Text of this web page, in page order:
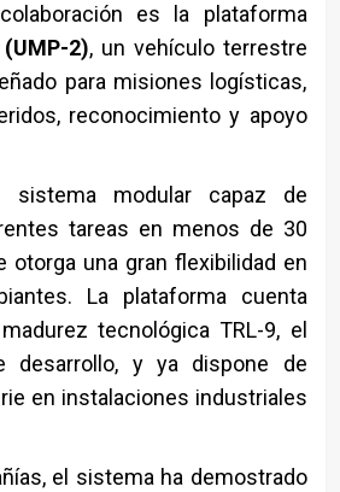
es la plataforma
(UMP-2), un vehículo terrestre
para misiones logísticas,
reconocimiento y apoyo
modular capaz de
tareas en menos de 30
otorga una gran flexibilidad en
La plataforma cuenta
tecnológica TRL-9, el
desarrollo, y ya dispone de
en instalaciones industriales
el sistema ha demostrado